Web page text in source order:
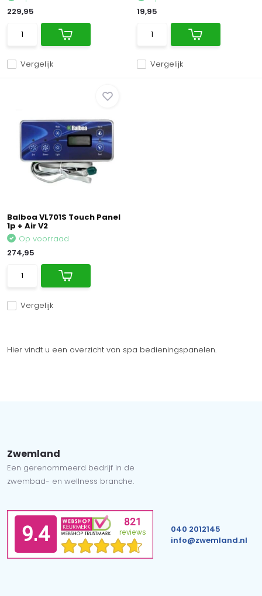
Vergelijk
229,95
Vergelijk
19,95
Balboa VL701S Touch Panel
1p + Air V2
Vergelijk
Op voorraad
274,95
Hier vindt u een overzicht van spa bedieningspanelen.
Zwemland
Een gerenommeerd bedrijf in de
zwembad- en wellness branche.
040 2012145
info@zwemland.nl